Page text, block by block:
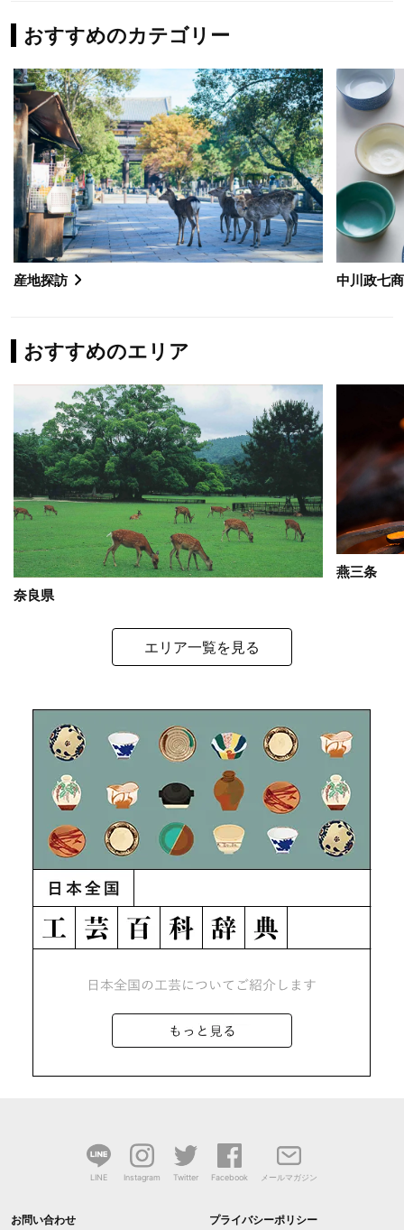
おすすめのカテゴリー
産地探訪 中川政七
おすすめのエリア
奈良県
燕三条
エリア一覧を見る
LINE Instagram Twitter Facebook メールマガジン
お問い合わせ プライバシーポリシー